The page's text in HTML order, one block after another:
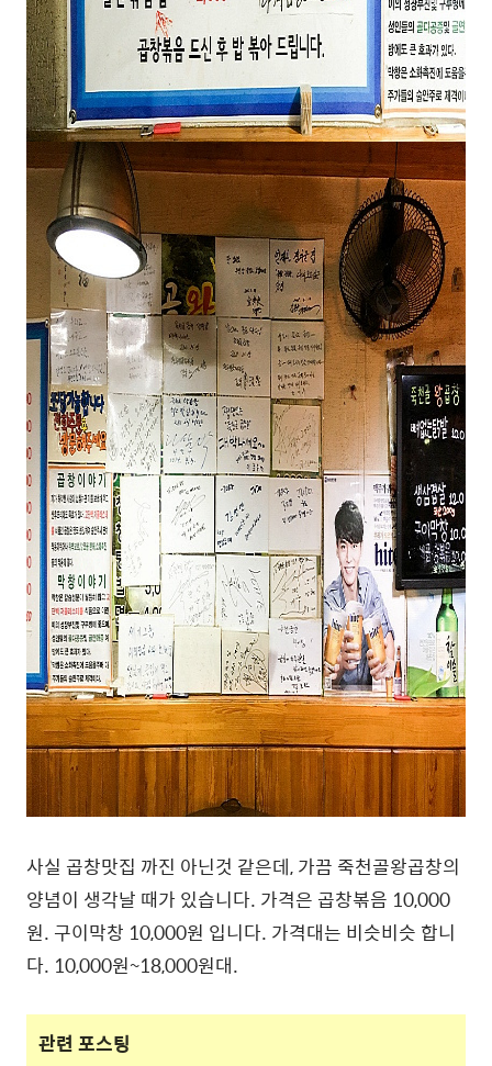
사실 곱창맛집 까진 아닌것 같은데, 가끔 죽천골왕곱창의
양념이 생각날 때가 있습니다. 가격은 곱창볶음 10,000
원. 구이막창 10,000원 입니다. 가격대는 비슷비슷 합니
다. 10,000원~18,000원대.
관련 포스팅